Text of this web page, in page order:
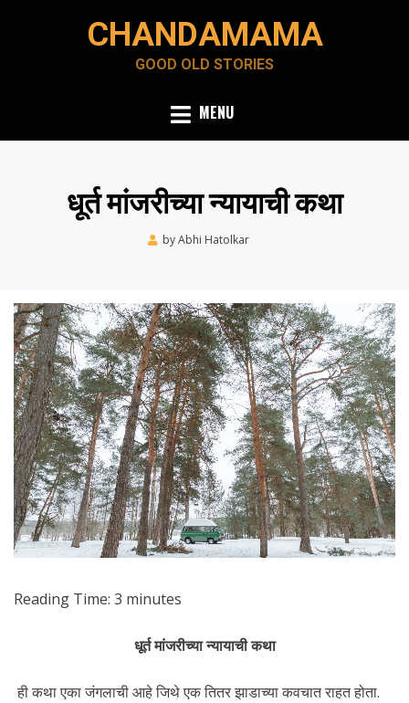
CHANDAMAMA
GOOD OLD STORIES
MENU
धूर्त मांजरीच्या न्यायाची कथा
byAbhi Hatolkar
Reading Time: 3 minutes
धूर्त मांजरीच्या न्यायाची कथा
ही कथा एका जंगलाची आहे जिथे एक तितर झाडाच्या कवचात राहत होता.